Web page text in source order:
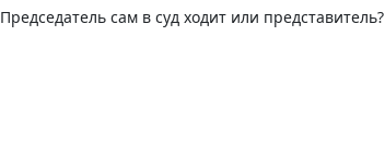
Председатель сам в суд ходит или представитель?